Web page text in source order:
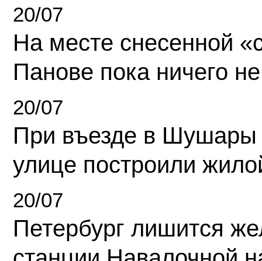
20/07
На месте снесенной
Панове пока ничего
20/07
При въезде в Шушары
улице построили
20/07
Петербург лишится